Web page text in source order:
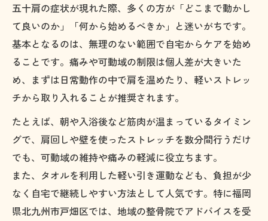
五十肩の症状が現れた際、多くの方が「どこまで動かし
て良いのか」「何から始めるべきか」と迷いがちです。
基本となるのは、無理のない範囲で自宅からケアを始め
ることです。痛みや可動域の制限は個人差が大きいた
め、まずは日常動作の中で肩を温めたり、軽いストレッ
チから取り入れることが推奨されます。
たとえば、朝や入浴後など筋肉が温まっているタイミン
グで、肩回しや壁を使ったストレッチを数分間行うだけ
でも、可動域の維持や痛みの軽減に役立ちます。
また、タオルを利用した軽い引き運動なども、負担が少
なく自宅で継続しやすい方法として人気です。特に福岡
県北九州市戸畑区では、地域の整骨院でアドバイスを受